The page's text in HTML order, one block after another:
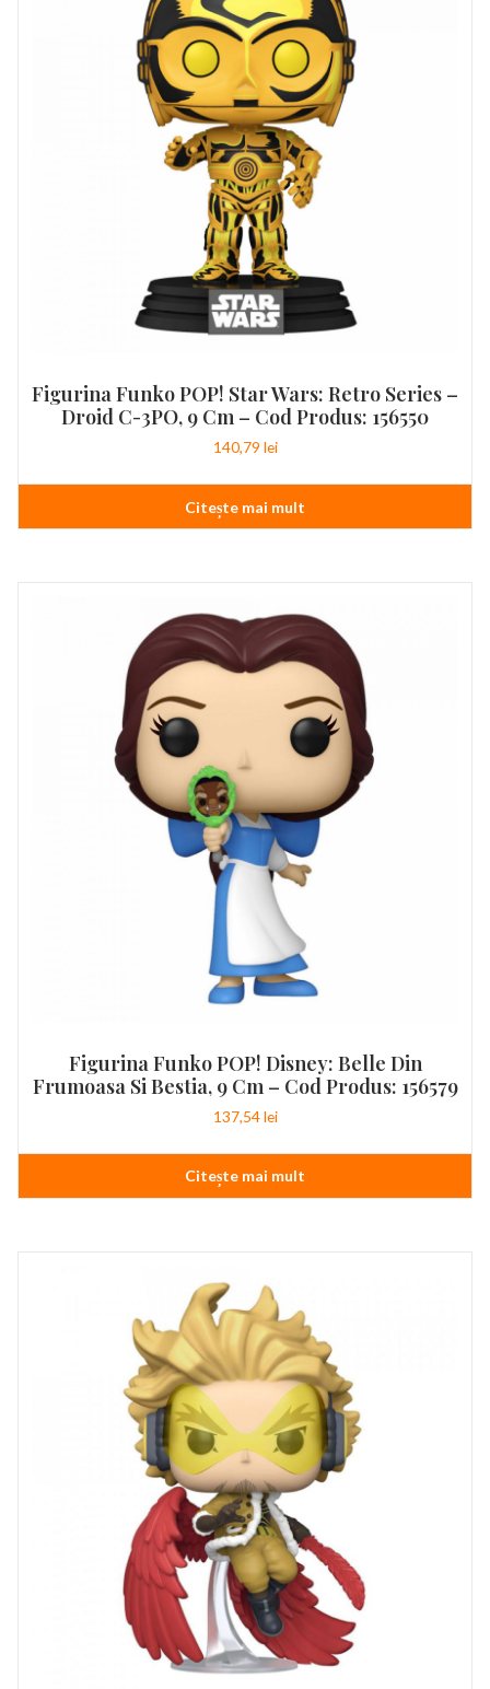
Figurina Funko POP! Star Wars: Retro Series –
Droid C-3PO, 9 Cm – Cod Produs: 156550
140,79 lei
Citește mai mult
Figurina Funko POP! Disney: Belle Din
Frumoasa Si Bestia, 9 Cm – Cod Produs: 156579
137,54lei
Citește mai mult